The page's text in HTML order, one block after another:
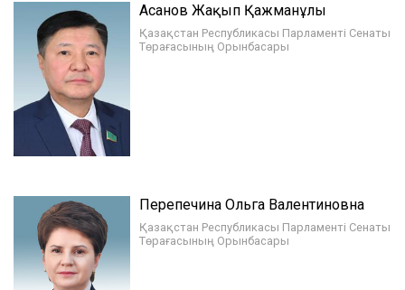
Асанов Жақып Қажманұлы
Қазақстан Республикасы Парламенті Сенаты
Төрағасының Орынбасары
Перепечина Ольга Валентиновна
Қазақстан Республикасы Парламенті Сенаты
Төрағасының Орынбасары